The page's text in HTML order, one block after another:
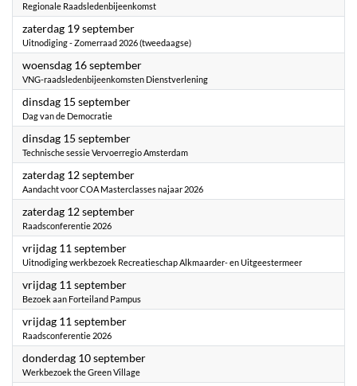
Regionale Raadsledenbijeenkomst
zaterdag 19 september2026
Uitnodiging - Zomerraad 2026 (tweedaagse)
woensdag 16 september2026
VNG-raadsledenbijeenkomsten Dienstverlening
dinsdag 15 september2026
Dag van de Democratie
dinsdag 15 september2026
Technische sessie Vervoerregio Amsterdam
zaterdag 12 september2026
Aandacht voor COA Masterclasses najaar 2026
zaterdag 12 september2026
Raadsconferentie 2026
vrijdag 11 september2026
Uitnodiging werkbezoek Recreatieschap Alkmaarder- en Uitgeestermeer
vrijdag 11 september2026
Bezoek aan Forteiland Pampus
vrijdag 11 september2026
Raadsconferentie 2026
donderdag 10 september2026
Werkbezoek the Green Village